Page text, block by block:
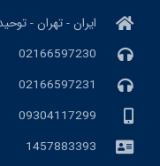
ایران - تهران -
02166597230
02166597231
09304117299
1457883393